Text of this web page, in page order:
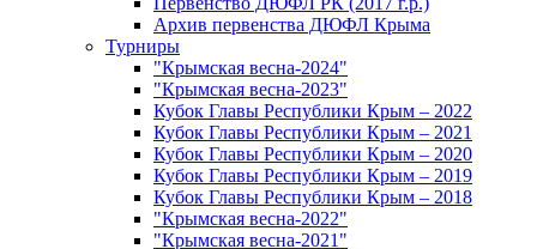
Архив первенства ДЮФЛ Крыма
Турниры
"Крымская весна-2024"
"Крымская весна-2023"
Кубок Главы Республики Крым – 2022
Кубок Главы Республики Крым – 2021
Кубок Главы Республики Крым – 2020
Кубок Главы Республики Крым – 2019
Кубок Главы Республики Крым – 2018
"Крымская весна-2022"
"Крымская весна-2021"